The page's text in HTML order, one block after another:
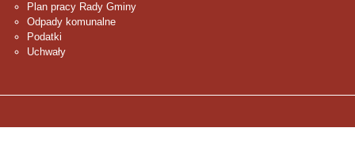
Plan pracy Rady Gminy
Odpady komunalne
Podatki
Uchwały